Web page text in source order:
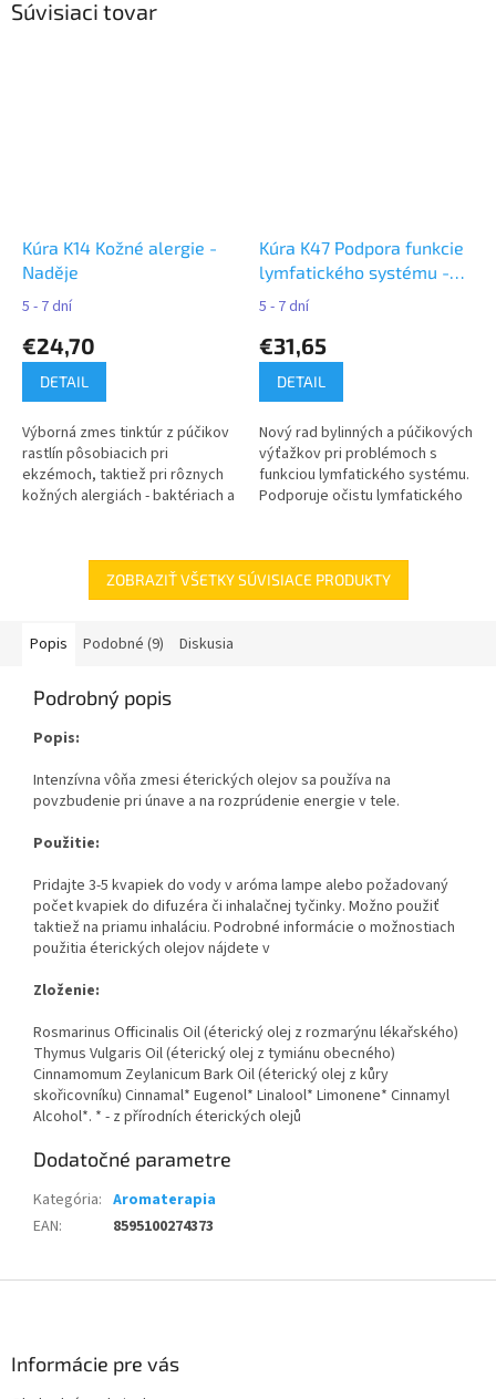
Súvisiaci tovar
Kúra K14 Kožné alergie -
Naděje
5 - 7 dní
€24,70
DETAIL
Výborná zmes tinktúr z púčikov
rastlín pôsobiacich pri
ekzémoch, taktiež pri rôznych
kožných alergiách - baktériach a
Kúra K47 Podpora funkcie
lymfatického systému -
Naděje
5 - 7 dní
€31,65
DETAIL
Nový rad bylinných a púčikových
výťažkov pri problémoch s
funkciou lymfatického systému.
Podporuje očistu lymfatického
ZOBRAZIŤ VŠETKY SÚVISIACE PRODUKTY
Popis Podobné (9) Diskusia
Podrobný popis
Popis:
Intenzívna vôňa zmesi éterických olejov sa používa na
povzbudenie pri únave a na rozprúdenie energie v tele.
Použitie:
Pridajte 3-5 kvapiek do vody v aróma lampe alebo požadovaný
počet kvapiek do difuzéra či inhalačnej tyčinky. Možno použiť
taktiež na priamu inhaláciu. Podrobné informácie o možnostiach
použitia éterických olejov nájdete v
Zloženie:
Rosmarinus Officinalis Oil (éterický olej z rozmarýnu lékařského)
Thymus Vulgaris Oil (éterický olej z tymiánu obecného)
Cinnamomum Zeylanicum Bark Oil (éterický olej z kůry
skořicovníku) Cinnamal* Eugenol* Linalool* Limonene* Cinnamyl
Alcohol*. * - z přírodních éterických olejů
Dodatočné parametre
Kategória: Aromaterapia
EAN: 8595100274373
Informácie pre vás